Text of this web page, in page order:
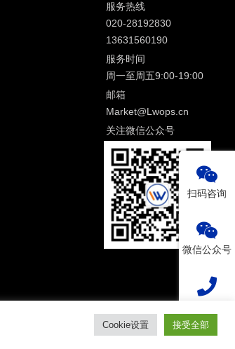
服务热线
020-28192830
13631560190
服务时间
周一至周五9:00-19:00
邮箱
Market@Lwops.cn
关注微信公众号
Cookie设置 接受全部
扫码咨询
微信公众号